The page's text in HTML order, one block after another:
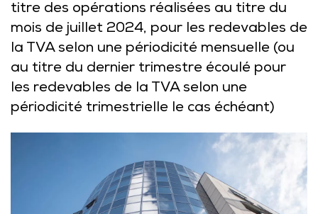
titre des opérations réalisées au titre du
mois de juillet 2024, pour les redevables de
la TVA selon une périodicité mensuelle (ou
au titre du dernier trimestre écoulé pour
les redevables de la TVA selon une
périodicité trimestrielle le cas échéant)